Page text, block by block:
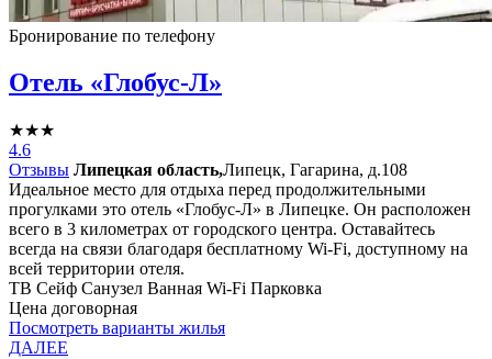
Бронирование по телефону
Отель «Глобус-Л»
★★★
4.6
Отзывы Липецкая область,Липецк, Гагарина, д.108
Идеальное место для отдыха перед продолжительными
прогулками это отель «Глобус-Л» в Липецке. Он расположен
всего в 3 километрах от городского центра. Оставайтесь
всегда на связи благодаря бесплатному Wi-Fi, доступному на
всей территории отеля.
ТВ Сейф Санузел Ванная Wi-Fi Парковка
Цена договорная
Посмотреть варианты жилья
ДАЛЕЕ